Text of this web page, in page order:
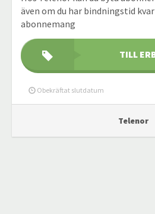
även om du har bindningstid
abonnemang
TILL
Obekräftat slutdatum
Telenor